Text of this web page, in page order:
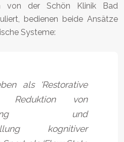
von der Schön Klinik Bad
bedienen beide Ansätze
Systeme:
als ‘Restorative
Reduktion von
und
kognitiver